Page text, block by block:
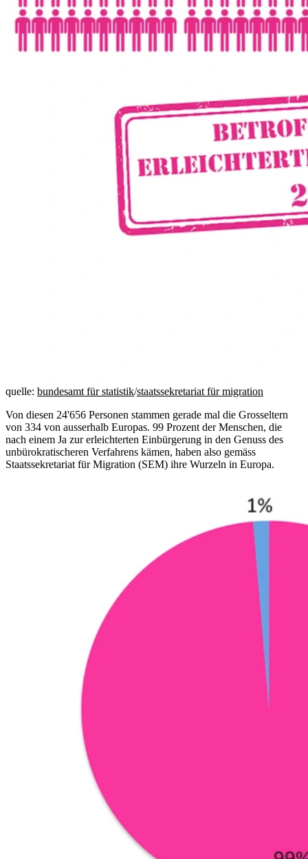
quelle: bundesamt für statistik/staatssekretariat für migration
Von diesen 24'656 Personen stammen gerade mal die Grosseltern
von 334 von ausserhalb Europas. 99 Prozent der Menschen, die
nach einem Ja zur erleichterten Einbürgerung in den Genuss des
unbürokratischeren Verfahrens kämen, haben also gemäss
Staatssekretariat für Migration (SEM) ihre Wurzeln in Europa.